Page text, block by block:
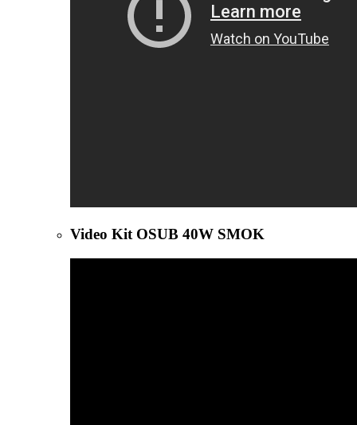
Video Kit OSUB 40W SMOK